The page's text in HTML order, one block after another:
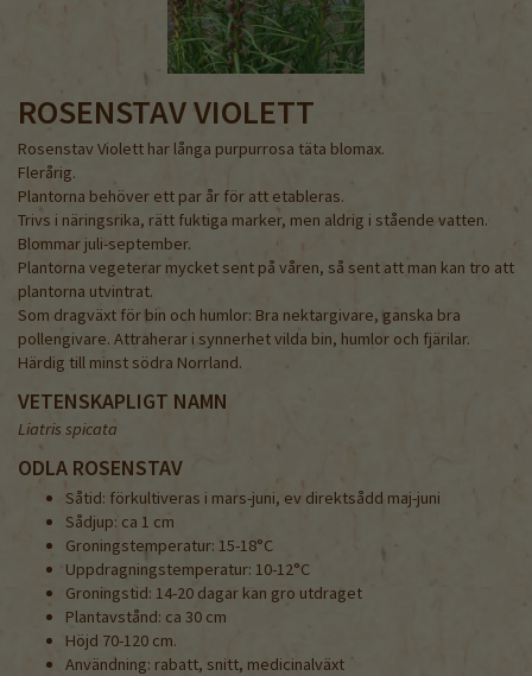
ROSENSTAV VIOLETT
Rosenstav Violett har långa purpurrosa täta blomax.
Flerårig.
Plantorna behöver ett par år för att etableras.
Trivs i näringsrika, rätt fuktiga marker, men aldrig i stående vatten.
Blommar juli-september.
Plantorna vegeterar mycket sent på våren, så sent att man kan tro att
plantorna utvintrat.
Som dragväxt för bin och humlor: Bra nektargivare, ganska bra
pollengivare. Attraherar i synnerhet vilda bin, humlor och fjärilar.
Härdig till minst södra Norrland.
VETENSKAPLIGT NAMN
Liatris spicata
ODLA ROSENSTAV
Såtid: förkultiveras i mars-juni, ev direktsådd maj-juni
Sådjup: ca 1 cm
Groningstemperatur: 15-18°C
Uppdragningstemperatur: 10-12°C
Groningstid: 14-20 dagar kan gro utdraget
Plantavstånd: ca 30 cm
Höjd 70-120 cm.
Användning: rabatt, snitt, medicinalväxt